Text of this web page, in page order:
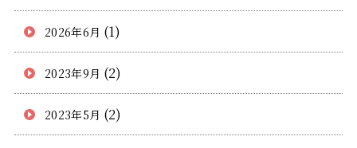
2026年6月 (1)
2023年9月 (2)
2023年5月 (2)